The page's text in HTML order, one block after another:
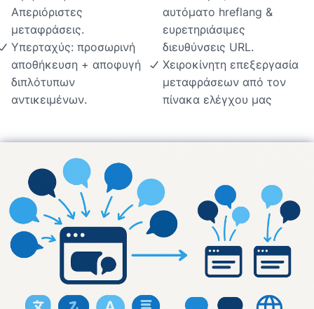
Απεριόριστες
μεταφράσεις.
Υπερταχύς: προσωρινή
αποθήκευση + αποφυγή
διπλότυπων
αντικειμένων.
αυτόματο hreflang &
ευρετηριάσιμες
διευθύνσεις URL.
Χειροκίνητη επεξεργασία
μεταφράσεων από τον
πίνακα ελέγχου μας